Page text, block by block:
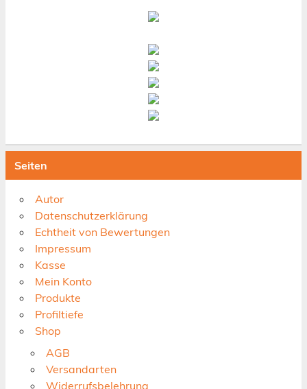
Seiten
Autor
Datenschutzerklärung
Echtheit von Bewertungen
Impressum
Kasse
Mein Konto
Produkte
Profiltiefe
Shop
AGB
Versandarten
Widerrufsbelehrung